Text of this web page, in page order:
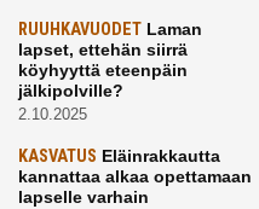
RUUHKAVUODET Laman
lapset, ettehän siirrä
köyhyyttä eteenpäin
jälkipolville?
2.10.2025
KASVATUS Eläinrakkautta
kannattaa alkaa opettamaan
lapselle varhain